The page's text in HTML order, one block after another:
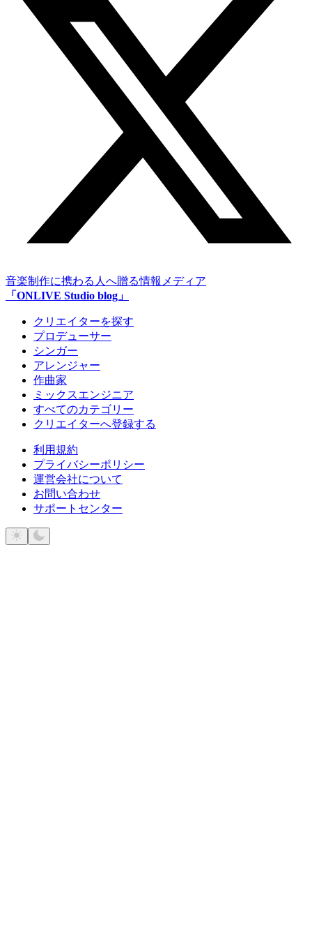
音楽制作に携わる人へ贈る情報メディア
「ONLIVE Studio blog」
クリエイターを探す
プロデューサー
シンガー
アレンジャー
作曲家
ミックスエンジニア
すべてのカテゴリー
クリエイターへ登録する
利用規約
プライバシーポリシー
運営会社について
お問い合わせ
サポートセンター